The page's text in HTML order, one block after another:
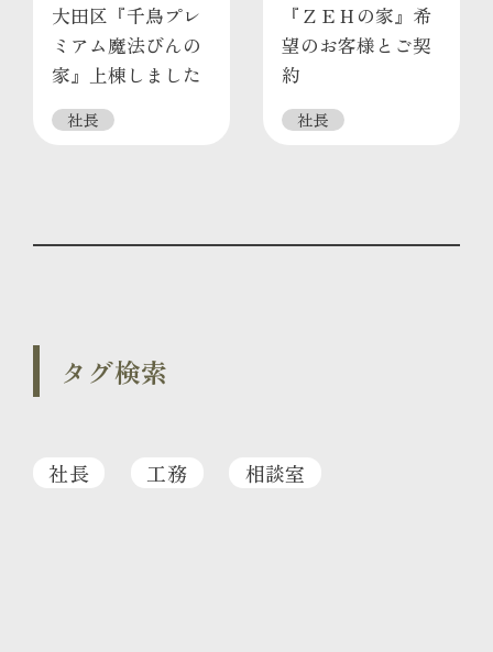
大田区『千鳥プレ
ミアム魔法びんの
家』上棟しました
社長
『ＺＥＨの家』希
望のお客様とご契
約
社長
タグ検索
社長 工務 相談室